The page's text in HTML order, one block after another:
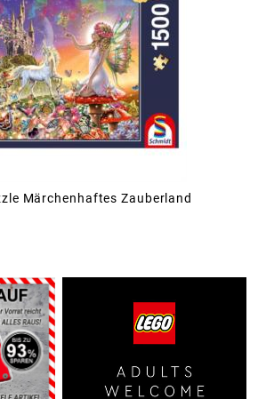
Märchenhaftes Zauberland